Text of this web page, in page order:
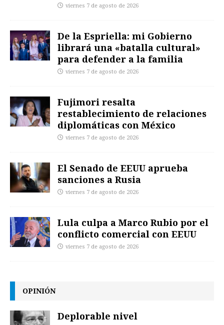
viernes 7 de agosto de 2026
De la Espriella: mi Gobierno
librará una «batalla cultural»
para defender a la familia
viernes 7 de agosto de 2026
Fujimori resalta
restablecimiento de relaciones
diplomáticas con México
viernes 7 de agosto de 2026
El Senado de EEUU aprueba
sanciones a Rusia
viernes 7 de agosto de 2026
Lula culpa a Marco Rubio por el
conflicto comercial con EEUU
viernes 7 de agosto de 2026
OPINIÓN
Deplorable nivel